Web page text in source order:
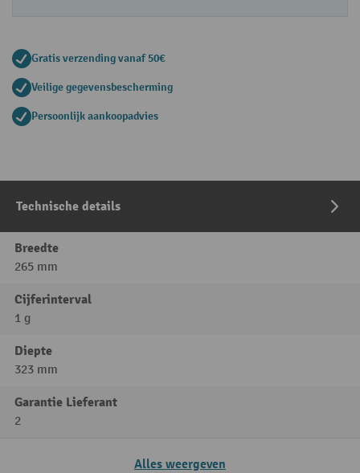
Gratis verzending vanaf 50€
Veilige gegevensbescherming
Persoonlijk aankoopadvies
Technische details
Breedte
265 mm
Cijferinterval
1 g
Diepte
323 mm
Garantie Lieferant
2
Alles weergeven